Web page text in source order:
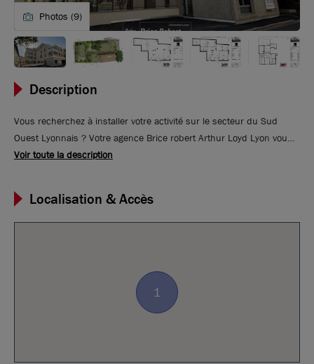
Photos (9)
Description
Vous recherchez à installer votre activité sur le secteur du Sud
Ouest Lyonnais ? Votre agence Brice robert Arthur Loyd Lyon vous
propose une surface commerciale, située au 28 Rue Centrale à
nombreux commerces, cette surface commerciale de 250 m²,
divisible à partir de 80 m², offre un emplacement idéal pour
développer votre activité. Les locaux sont livrés brut de béton,
Voir toute la description
Localisation & Accès
1